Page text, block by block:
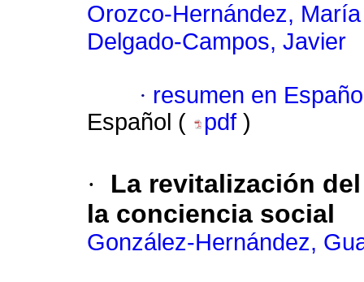
Orozco-Hernández,
Delgado-Campos, Javier
· resumen en
Español (
pdf )
·
La revitalización
la conciencia social
González-Hernández,